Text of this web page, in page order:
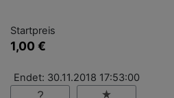
Startpreis
1,00 €
Endet: 30.11.2018 17:53:00